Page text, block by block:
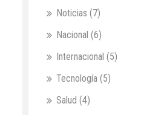
Noticias (7)
Nacional (6)
Internacional (5)
Tecnología (5)
Salud (4)